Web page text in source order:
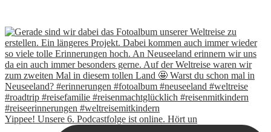
Yippee! Unsere 6. Podcastfolge ist online. Hört un